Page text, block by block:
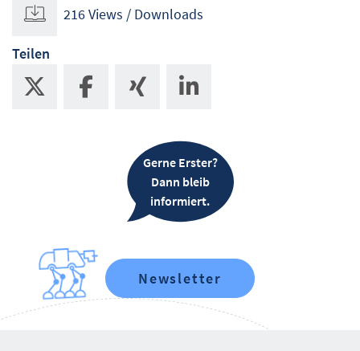
216 Views / Downloads
Teilen
Gerne Erster?
Dann bleib
informiert.
Newsletter